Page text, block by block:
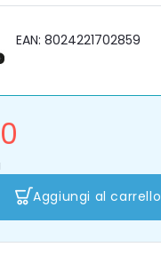
EAN: 8024221702859
Aggiungi al carrello